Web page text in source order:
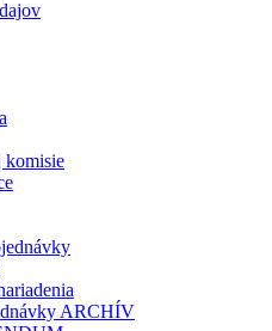
komisie
ARCHÍV